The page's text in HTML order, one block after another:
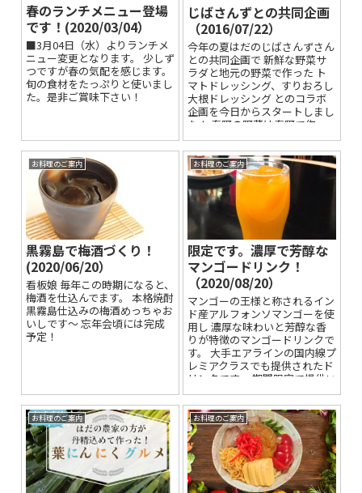
春のランチメニュー登場
です！(2020/03/04）
■3月04日（水）よりランチメ
ニュー変更となります。 少しず
つですが春の気配を感じます。
旬の食材をたっぷりと使いまし
た。是非ご賞味下さい！
じばさんずとの共同企画
（2016/07/22）
今年の夏はだのじばさんずさん
との共同企画で 新鮮な野菜サ
ラダと地元の野菜で作った ト
マトドレッシング、すりおろし
大根ドレッシング とのコラボ
企画を今日からスタートしまし
た！ 秦野の野菜は秦野で作っ
たドレッシングでどうぞお召し
上が...
お料理のご案内
黒霧島で梅酒づくり！
(2020/06/20）
看板娘 毎年この時期になると、
梅酒を仕込んでます。 本格焼酎
黒霧島仕込みの梅酒めっちゃお
いしです～ 忘年会頃には完成
予定！
お料理のご案内
限定です。濃厚で芳醇な
マンゴードリンク！
（2020/08/20）
マンゴーの王様と称されるイン
ド産アルフォンソマンゴーを使
用し 濃厚な味わいと芳醇な香
りが特徴のマンゴードリンクで
す。 大手エアラインの国内線プ
レミアクラスでも提供されたド
リンクです。 期間限定で提供い
たします是非！
お料理のご案内 お料理のご案内